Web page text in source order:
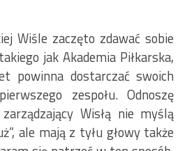
Wiśle zaczęto zdawać sobie
jak Akademia Piłkarska,
powinna dostarczać swoich
zespołu. Odnoszę
Wisłą nie myślą
ale mają z tyłu głowy także